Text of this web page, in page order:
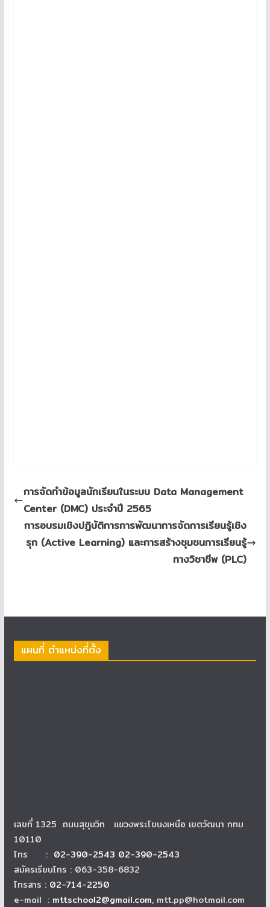
การจัดทำข้อมูลนักเรียนในระบบ Data Management
Center (DMC) ประจำปี 2565
การอบรมเชิงปฏิบัติการการพัฒนาการจัดการเรียนรู้เชิง
รุก (Active Learning) และการสร้างชุมชนการเรียนรู้
ทางวิชาชีพ (PLC)
แผนที่ ตำแหน่งที่ตั้ง
เลขที่ 1325 ถนนสุขุมวิท แขวงพระโขนงเหนือ เขตวัฒนา กทม
10110
โทร : 02-390-2543 02-390-2543
สมัครเรียนโทร : 063-358-6832
โทรสาร : 02-714-2250
e-mail : mttschool2@gmail.com, mtt.pp@hotmail.com